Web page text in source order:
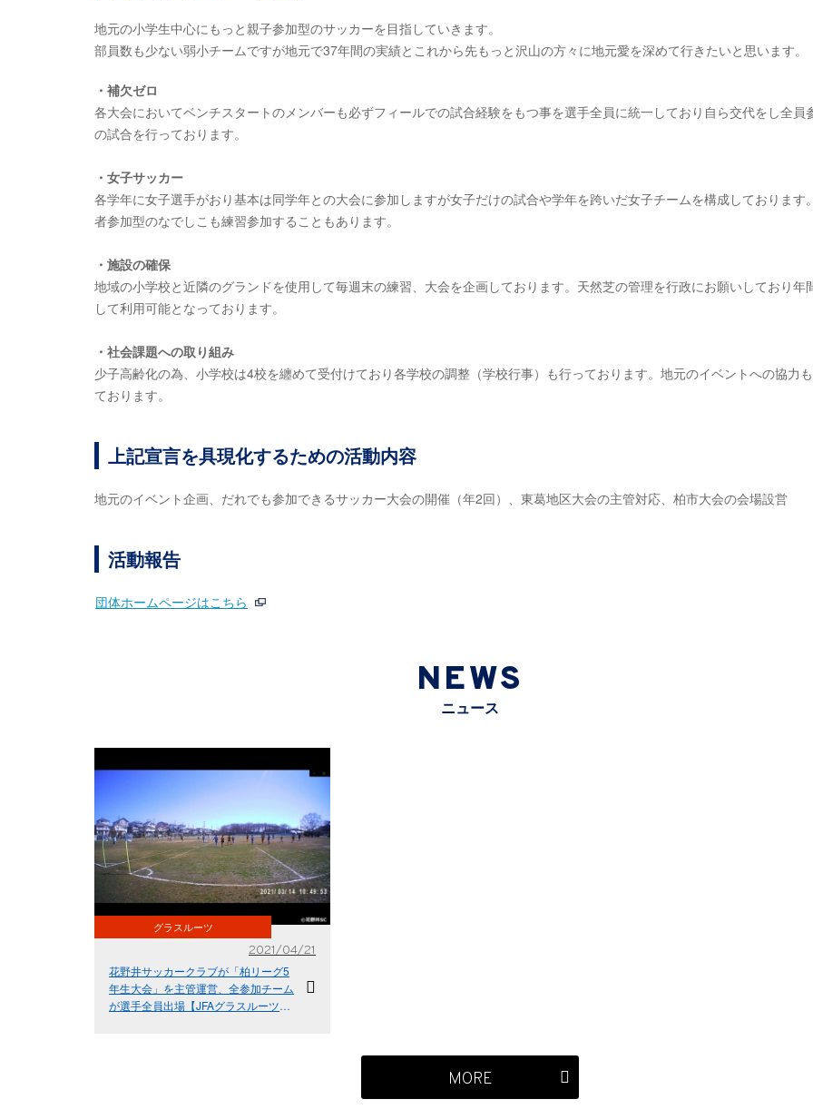
地元の小学生中心にもっと親子参加型のサッカーを目指していきます。
部員数も少ない弱小チームですが地元で37年間の実績とこれから先もっと沢山の方々に地元愛を深めて行きたいと思います。
・補欠ゼロ
各大会においてベンチスタートのメンバーも必ずフィールでの試合経験をもつ事を選手全員に統一しており自ら交代をし全員
の試合を行っております。
・女子サッカー
各学年に女子選手がおり基本は同学年との大会に参加しますが女子だけの試合や学年を跨いだ女子チームを構成しております
者参加型のなでしこも練習参加することもあります。
・施設の確保
地域の小学校と近隣のグランドを使用して毎週末の練習、大会を企画しております。天然芝の管理を行政にお願いしており年
して利用可能となっております。
・社会課題への取り組み
少子高齢化の為、小学校は4校を纏めて受付けており各学校の調整（学校行事）も行っております。地元のイベントへの協力
ております。
上記宣言を具現化するための活動内容
地元のイベント企画、だれでも参加できるサッカー大会の開催（年2回）、東葛地区大会の主管対応、柏市大会の会場設営
活動報告
団体ホームページはこちら
NEWS
ニュース
グラスルーツ
2021/04/21
花野井サッカークラブが「柏リーグ5
年生大会」を主管運営、全参加チーム
が選手全員出場【JFAグラスルーツ推
MORE